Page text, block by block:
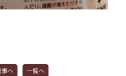
事へ 一覧へ